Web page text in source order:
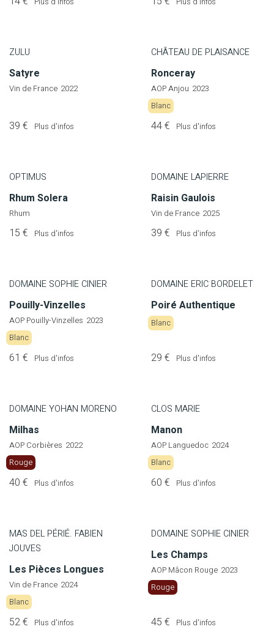
ZULU
Satyre
Vin de France 2022
39 € Plus d'infos
CHÂTEAU DE PLAISANCE
Ronceray
AOP Anjou 2023
Blanc
44 € Plus d'infos
OPTIMUS
Rhum Solera
Rhum
15 € Plus d'infos
DOMAINE LAPIERRE
Raisin Gaulois
Vin de France 2025
39 € Plus d'infos
DOMAINE SOPHIE CINIER
Pouilly-Vinzelles
AOP Pouilly-Vinzelles 2023
Blanc
61 € Plus d'infos
DOMAINE ERIC BORDELET
Poiré Authentique
Blanc
29 € Plus d'infos
DOMAINE YOHAN MORENO
Milhas
AOP Corbières 2022
Rouge
40 € Plus d'infos
CLOS MARIE
Manon
AOP Languedoc 2024
Blanc
60 € Plus d'infos
MAS DEL PÉRIÉ. FABIEN
JOUVES
Les Pièces Longues
Vin de France 2024
Blanc
52 € Plus d'infos
DOMAINE SOPHIE CINIER
Les Champs
AOP Mâcon Rouge 2023
Rouge
45 € Plus d'infos